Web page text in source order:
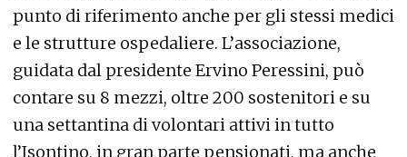
punto di riferimento anche per gli stessi medici
e le strutture ospedaliere. L’associazione,
guidata dal presidente Ervino Peressini, può
contare su 8 mezzi, oltre 200 sostenitori e su
una settantina di volontari attivi in tutto
l’Isontino, in gran parte pensionati, ma anche